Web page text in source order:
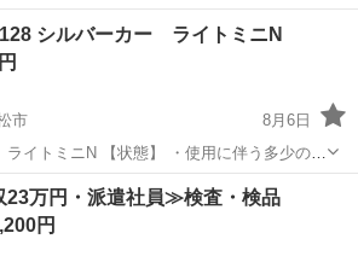
せず食べてくれるワンちゃんへ! 残り10キロ
シルバーカー ライトミニN
市
8月6日
・使用に伴う多少のス
汚れなどございます ・詳細は現地でご確認
来かねますのでご了承願います ※中古品の
その他 シルバーカー
万円・派遣社員≫検査・検品
円